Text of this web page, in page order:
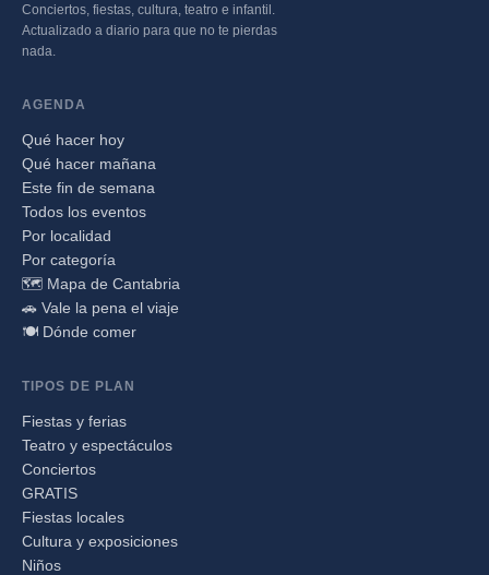
Conciertos, fiestas, cultura, teatro e infantil.
Actualizado a diario para que no te pierdas
nada.
AGENDA
Qué hacer hoy
Qué hacer mañana
Este fin de semana
Todos los eventos
Por localidad
Por categoría
🗺️ Mapa de Cantabria
🚗 Vale la pena el viaje
🍽️ Dónde comer
TIPOS DE PLAN
Fiestas y ferias
Teatro y espectáculos
Conciertos
GRATIS
Fiestas locales
Cultura y exposiciones
Niños